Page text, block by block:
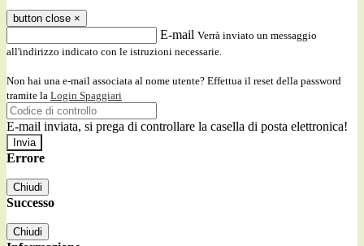
button close ×
E-mail Verrà inviato un messaggio
all'indirizzo indicato con le istruzioni necessarie.
Non hai una e-mail associata al nome utente? Effettua il reset della password
tramite la Login Spaggiari
E-mail inviata, si prega di controllare la casella di posta elettronica!
Errore
Chiudi
Successo
Chiudi